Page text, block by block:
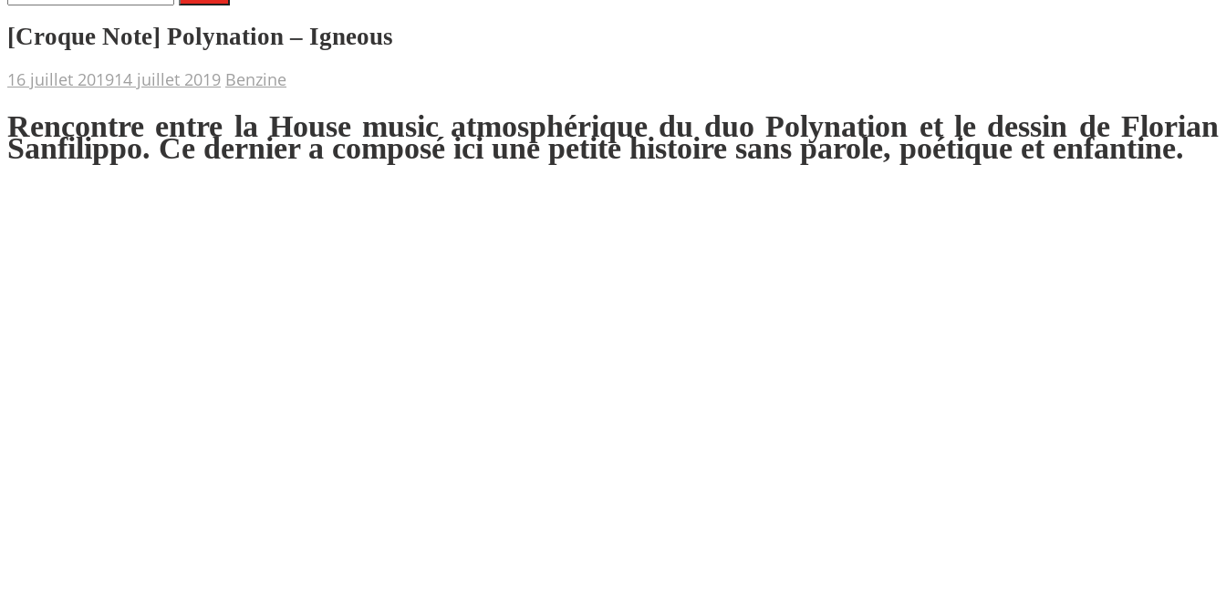
[Croque Note] Polynation – Igneous
16 juillet 201914 juillet 2019 Benzine
Rencontre entre la House music atmosphérique du duo Polynation et le dessin de Florian
Sanfilippo. Ce dernier a composé ici une petite histoire sans parole, poétique et enfantine.